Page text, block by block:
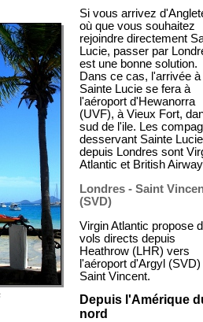
Si vous arrivez
où que vous souhaitez
rejoindre directement
Lucie, passer par
est une bonne solution.
Dans ce cas, l'arrivée à
Sainte Lucie se fera à
l'aéroport d'Hewanorra
(UVF), à Vieux Fort,
sud de l'ile. Les
desservant Sainte Lucie
depuis Londres sont
Atlantic et British
Londres - Saint
(SVD)
Virgin Atlantic propose
vols directs depuis
Heathrow (LHR) vers
l'aéroport d'Argyl (SVD)
Saint Vincent.
Depuis l'Amérique
nord